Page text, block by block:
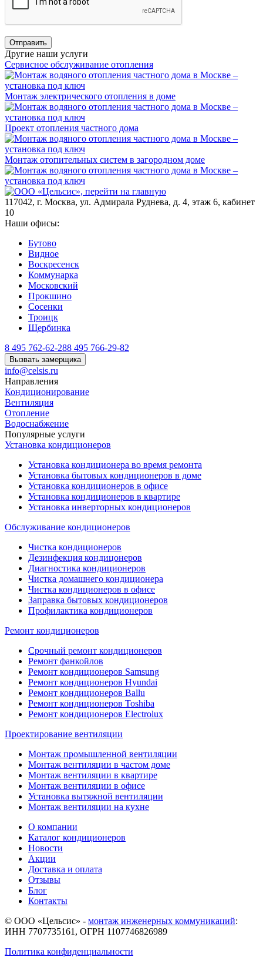
Отправить
Другие наши услуги
Сервисное обслуживание отопления
Монтаж электрического отопления в доме
Проект отопления частного дома
Монтаж отопительных систем в загородном доме
117042, г. Москва, ул. Адмирала Руднева, д. 4, этаж 6, кабинет
10
Наши офисы:
Бутово
Видное
Воскресенск
Коммунарка
Московский
Прокшино
Сосенки
Троицк
Щербинка
8 495 762-62-288 495 766-29-82
Вызвать замерщика
info@celsis.ru
Направления
Кондиционирование
Вентиляция
Отопление
Водоснабжение
Популярные услуги
Установка кондиционеров
Установка кондиционера во время ремонта
Установка бытовых кондиционеров в доме
Установка кондиционеров в офисе
Установка кондиционеров в квартире
Установка инверторных кондиционеров
Обслуживание кондиционеров
Чистка кондиционеров
Дезинфекция кондицонеров
Диагностика кондиционеров
Чистка домашнего кондиционера
Чистка кондиционеров в офисе
Заправка бытовых кондиционеров
Профилактика кондиционеров
Ремонт кондиционеров
Срочный ремонт кондиционеров
Ремонт фанкойлов
Ремонт кондиционеров Samsung
Ремонт кондиционеров Hyundai
Ремонт кондиционеров Ballu
Ремонт кондиционеров Toshibа
Ремонт кондиционеров Electrolux
Проектирование вентиляции
Монтаж промышленной вентиляции
Монтаж вентиляции в частом доме
Монтаж вентиляции в квартире
Монтаж вентиляции в офисе
Установка вытяжной вентиляции
Монтаж вентиляции на кухне
О компании
Каталог кондиционеров
Новости
Акции
Доставка и оплата
Отзывы
Блог
Контакты
© ООО «Цельсис» - монтаж инженерных коммуникаций:
ИНН 7707735161, ОГРН 1107746826989
Политика конфиденциальности